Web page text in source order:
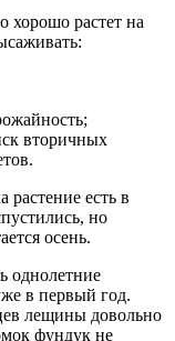
хорошо растет на
вторичных
есть в
но
осень.
однолетние
в первый год.
лещины довольно
фундук не